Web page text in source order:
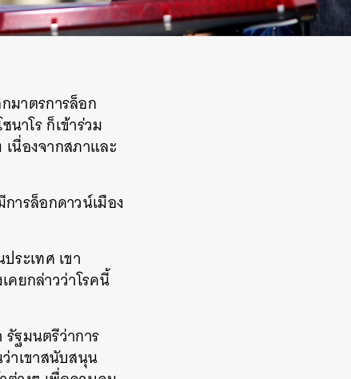
มาตรการล็อก
าโร ก็เข้าร่วม
นื่องจากสภาและ
ารล็อกดาวน์เมือง
ระเทศ เขา
คยกล่าวว่าโรคนี้
ฐมนตรีว่าการ
าเขาสนับสนุน